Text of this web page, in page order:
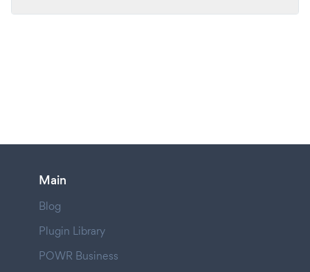
Main
Blog
Plugin Library
POWR Business